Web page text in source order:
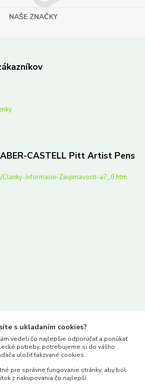
NAŠE ZNAČKY
CASTELL Pitt Artist Pens
Informacie-Zaujimavosti-a7_0.htm
s ukladaním cookies?
vedeli čo najlepšie odporúčať a ponúkať
potreby, potrebujeme si do vášho
uložiť takzvané cookies.
pre správne fungovanie stránky, aby bol
z nakupovania čo najlepší.